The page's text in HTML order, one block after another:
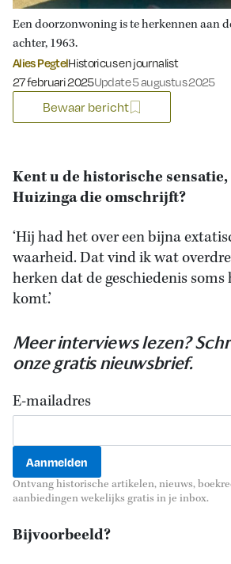
Een doorzonwoning is te herkennen aan
achter, 1963.
Alies PegtelHistoricus en journalist
Gepubliceerd op:
27 februari 2025Update 5 augustus 2025
Bewaar bericht
Kent u de historische sensatie,
Huizinga die omschrijft?
‘Hij had het over een bijna
waarheid. Dat vind ik wat
herken dat de geschiedenis
komt.’
Meer interviews lezen?
onze gratis nieuwsbrief.
E-mailadres
Ontvang historische artikelen, nieuws,
aanbiedingen wekelijks gratis in je inbox.
Bijvoorbeeld?